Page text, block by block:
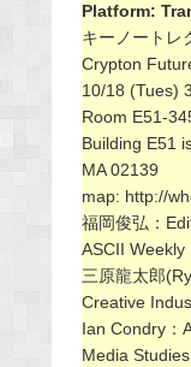
Platform:
キーノートレ
Crypton
10/18 (Tues)
Room E51-
Building E51
MA 02139
map: http://
福岡俊弘：
ASCII Weekly
三原龍太郎
Creative
Ian Condry：
Media